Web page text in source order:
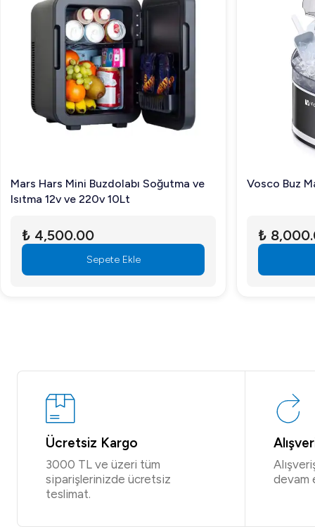
Mars Hars Mini Buzdolabı Soğutma ve
Isıtma 12v ve 220v 10Lt
₺ 4,500.00
Sepete Ekle
Vosco Buz
₺
Ücretsiz Kargo
3000 TL ve üzeri tüm
siparişlerinizde ücretsiz
teslimat.
devam